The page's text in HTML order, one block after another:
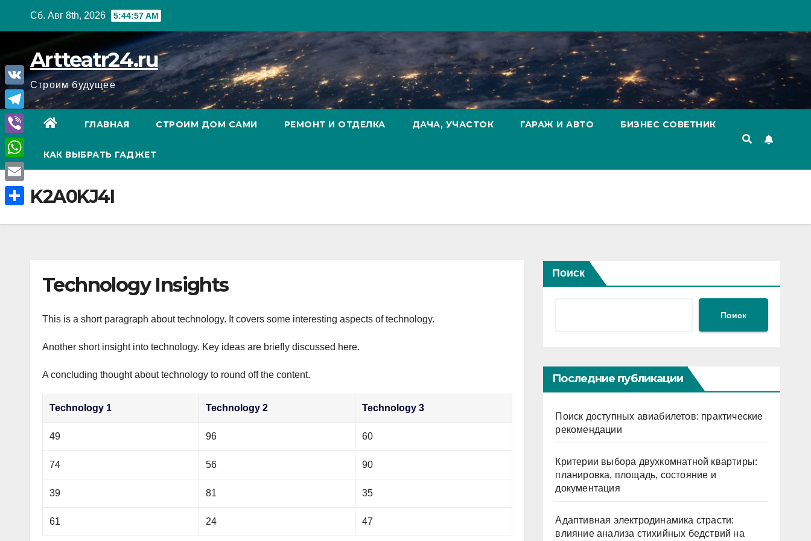
Сб. Авг 8th, 2026 5:44:58 AM
Artteatr24.ru
Строим будущее
ГЛАВНАЯ СТРОИМ ДОМ САМИ РЕМОНТ И ОТДЕЛКА ДАЧА, УЧАСТОК ГАРАЖ И АВТО БИЗНЕС СОВЕТНИК
КАК ВЫБРАТЬ ГАДЖЕТ
K2A0KJ4I
Technology Insights
This is a short paragraph about technology. It covers some interesting aspects of technology.
Another short insight into technology. Key ideas are briefly discussed here.
A concluding thought about technology to round off the content.
Technology 1 Technology 2 Technology 3
49 96 60
74 56 90
39 81 35
61 24 47
Поиск
Поиск
Последние публикации
Поиск доступных авиабилетов: практические
рекомендации
Критерии выбора двухкомнатной квартиры:
планировка, площадь, состояние и
документация
Адаптивная электродинамика страсти:
влияние анализа стихийных бедствий на
V
K
T
e
l
e
g
V
i
b
e
W
h
a
t
E